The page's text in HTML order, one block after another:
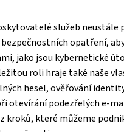
služeb neustále
opatření,
jako jsou kybernetické
roli hraje také naše
hesel, ověřování
otevírání podezřelých e-
kroků, které můžeme